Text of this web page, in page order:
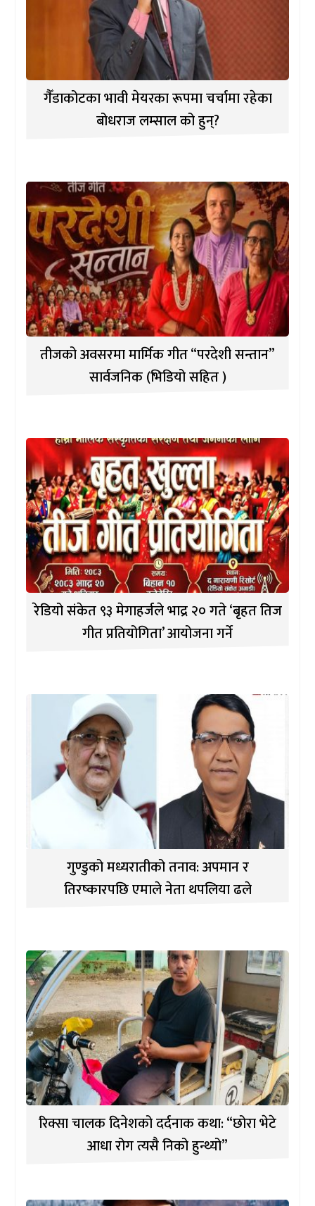
गैँडाकोटका भावी मेयरका रूपमा चर्चामा रहेका
बोधराज लम्साल को हुन्?
तीजको अवसरमा मार्मिक गीत “परदेशी सन्तान”
सार्वजनिक (भिडियो सहित )
रेडियो संकेत ९३ मेगाहर्जले भाद्र २० गते ‘बृहत तिज
गीत प्रतियोगिता’ आयोजना गर्ने
गुण्डुको मध्यरातीको तनाव: अपमान र
तिरष्कारपछि एमाले नेता थपलिया ढले
रिक्सा चालक दिनेशको दर्दनाक कथा: “छोरा भेटे
आधा रोग त्यसै निको हुन्थ्यो”